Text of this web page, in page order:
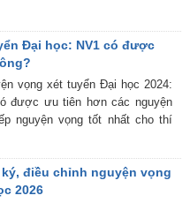
Đại học: NV1 có được
vọng xét tuyển Đại học 2024:
được ưu tiên hơn các nguyện
nguyện vọng tốt nhất cho thí
điều chỉnh nguyện vọng
2026